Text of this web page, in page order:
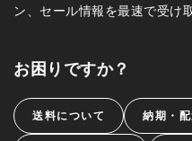
ン、セール情報を最速で受け
お困りですか？
送料について 納期・